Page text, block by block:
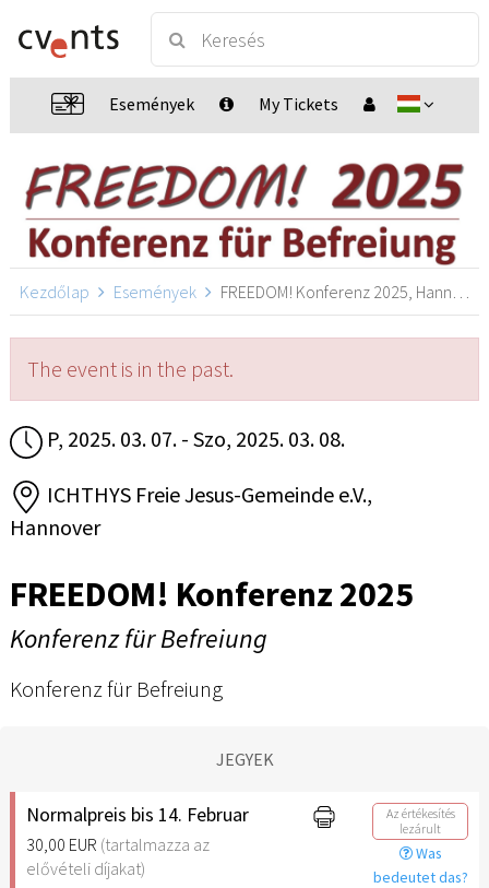
Események My Tickets
Kezdőlap Események FREEDOM! Konferenz 2025, Hannover
The event is in the past.
P, 2025. 03. 07. - Szo, 2025. 03. 08.
ICHTHYS Freie Jesus-Gemeinde e.V.,
Hannover
FREEDOM! Konferenz 2025
Konferenz für Befreiung
Konferenz für Befreiung
JEGYEK
Normalpreis bis 14. Februar
30,00 EUR (tartalmazza az
elővételi díjakat)
Az értékesítés
lezárult
Was
bedeutet das?